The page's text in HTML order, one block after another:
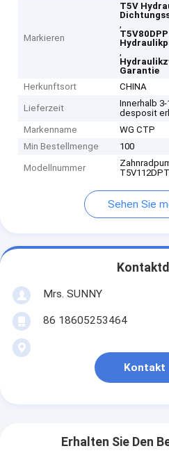
Markieren
T5V
,
T5V80DPP
,
Garantie
Herkunftsort
CHINA
Lieferzeit
Innerhalb
desposit
Markenname
WG CTP
Min Bestellmenge
100
Modellnummer
Sehen Sie
Mrs. SUNNY
86 18605253464
Kontakt
Erhalten Sie Den